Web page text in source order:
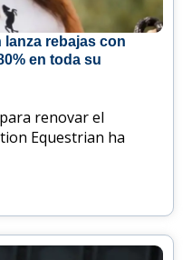
rebajas con
en toda su
renovar el
Equestrian ha